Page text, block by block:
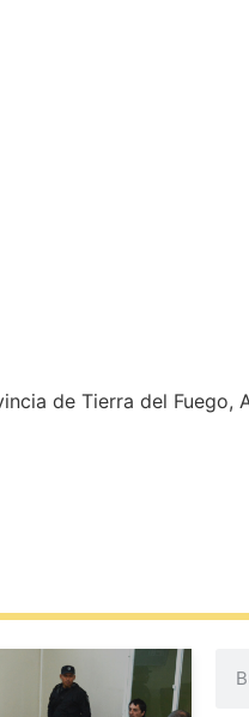
de Tierra del Fuego,